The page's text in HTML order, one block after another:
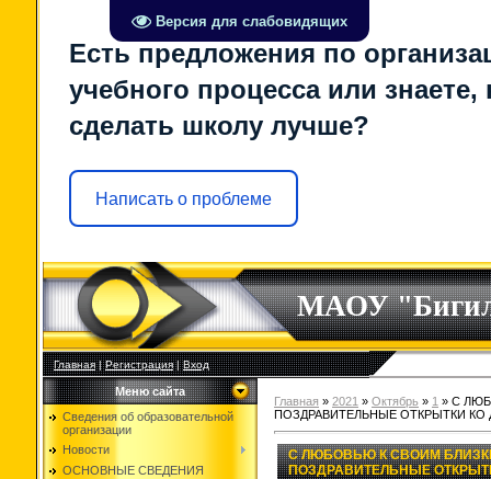
Версия для слабовидящих
Есть предложения по
учебного процесса или знаете,
сделать школу лучше?
Написать о проблеме
МАОУ
Главная|Регистрация|Вход
Меню сайта
Сведения об образовательной
организации
Новости
ОСНОВНЫЕ СВЕДЕНИЯ
Главная » 2021 » Октябрь » 1 » С
ПОЗДРАВИТЕЛЬНЫЕ ОТКРЫТКИ
С ЛЮБОВЬЮ К СВОИМ
ПОЗДРАВИТЕЛЬНЫЕ